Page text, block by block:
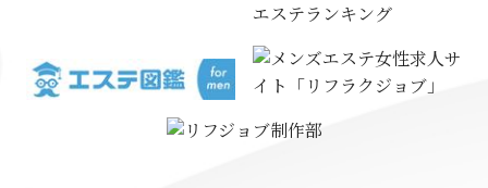
エステランキング